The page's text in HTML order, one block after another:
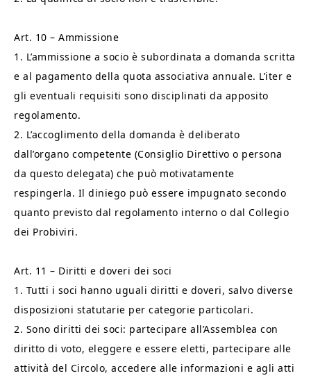
Art. 10 – Ammissione
1. L’ammissione a socio è subordinata a domanda scritta
e al pagamento della quota associativa annuale. L’iter e
gli eventuali requisiti sono disciplinati da apposito
regolamento.
2. L’accoglimento della domanda è deliberato
dall’organo competente (Consiglio Direttivo o persona
da questo delegata) che può motivatamente
respingerla. Il diniego può essere impugnato secondo
quanto previsto dal regolamento interno o dal Collegio
dei Probiviri.
Art. 11 – Diritti e doveri dei soci
1. Tutti i soci hanno uguali diritti e doveri, salvo diverse
disposizioni statutarie per categorie particolari.
2. Sono diritti dei soci: partecipare all’Assemblea con
diritto di voto, eleggere e essere eletti, partecipare alle
attività del Circolo, accedere alle informazioni e agli atti